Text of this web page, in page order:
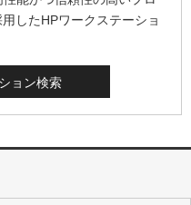
したHPワークステーショ
ョン検索